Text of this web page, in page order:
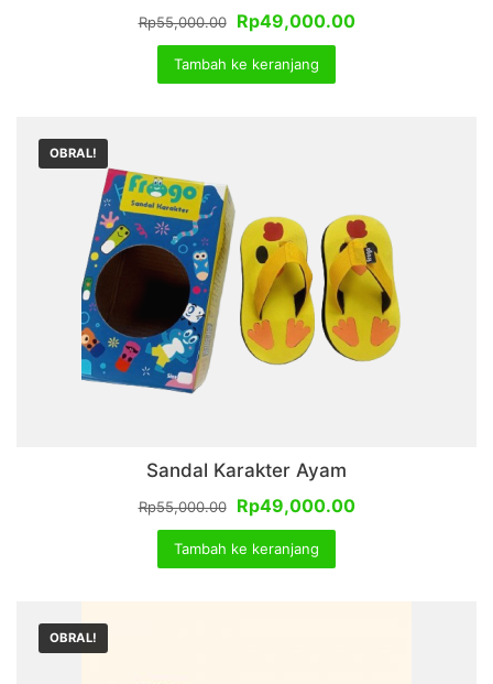
Rp55,000.00
Harga
aslinya
adalah:
Rp55,000.00.
Rp49,000.00Harga
Tambah ke keranjang
OBRAL!
Sandal Karakter Ayam
Rp55,000.00
Harga
aslinya
adalah:
Rp55,000.00.
Rp49,000.00Harga
Tambah ke keranjang
OBRAL!